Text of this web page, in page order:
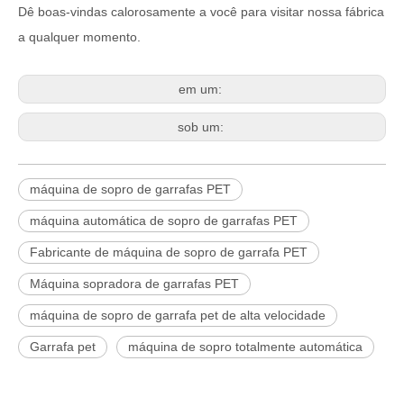
Dê boas-vindas calorosamente a você para visitar nossa fábrica
a qualquer momento.
em um:
sob um:
máquina de sopro de garrafas PET
máquina automática de sopro de garrafas PET
Fabricante de máquina de sopro de garrafa PET
Máquina sopradora de garrafas PET
máquina de sopro de garrafa pet de alta velocidade
Garrafa pet máquina de sopro totalmente automática